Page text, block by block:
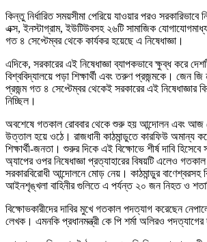
কিন্তু নির্ধারিত সময়সীমা পেরিয়ে যাওয়ার পরও
এক্স, ইনস্টাগ্রাম, ইউটিউবসহ ২৬টি সামাজিক
গত ৪ সেপ্টেম্বর থেকে কার্যকর হয়েছে এ নিষেধাজ্ঞা।
এদিকে, সরকারের এই নিষেধাজ্ঞা ব্যাপকভাবে ক্ষুব্ধ করে
বিশ্ববিদ্যালয়ে পড়া শিক্ষার্থী এবং তরুণ প্রজন্মকে। জেন
প্রজন্ম গত ৪ সেপ্টেম্বর থেকেই সরকারের এই নিষেধাজ্ঞার
নিচ্ছিল।
অবশেষে গতকাল রোববার থেকে শুরু হয় আন্দোলন এবং আজ
উত্তাল হয়ে ওঠে। রাজধানী কাঠমান্ডুতে কারফিউ অমান্য
শিক্ষার্থী-জনতা। শুরুর দিকে এই বিক্ষোভে শীর্ষ দাবি হিসেবে
অ্যাপের ওপর নিষেধাজ্ঞা প্রত্যাহারের বিষয়টি এলেও গতকাল
সরকারবিরোধী আন্দোলনে মোড় নেয়। কাঠমান্ডুর বাণেশ্বরসহ
আইনশৃঙ্খলা বাহিনীর গুলিতে এ পর্যন্ত ২০ জন নিহত ও
বিক্ষোভকারীদের দাবির মুখে গতকাল পদত্যাগ করেছেন
লেখক। এমনকি প্রধানমন্ত্রী কে পি শর্মা অলিরও পদত্যাগের